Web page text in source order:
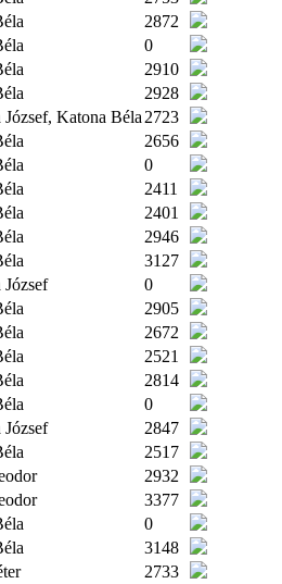
2872
0
2910
2928
József, Katona Béla 2723
2656
0
2411
2401
2946
3127
József
0
2905
2672
2521
2814
0
József
2847
2517
2932
3377
0
3148
2733